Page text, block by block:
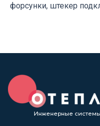
форсунки, штекер
Инженерные